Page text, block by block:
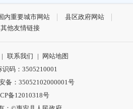
内重要城市网站
县区政府网站
其他友情链接
| 联系我们 | 网站地图
识码：3505210001
备：35052102000001号
备12010318号